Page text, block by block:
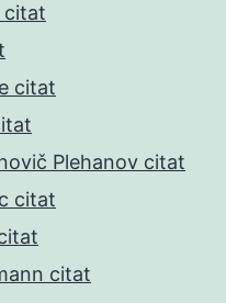
citat
citat
Plehanov citat
citat
citat